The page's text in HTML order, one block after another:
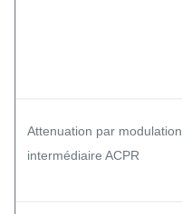
Attenuation par modulation
intermédiaire ACPR